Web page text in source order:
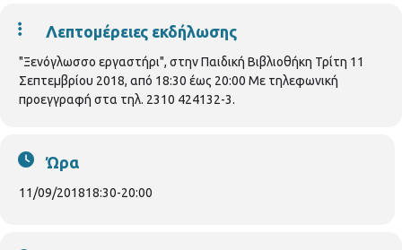
Λεπτομέρειες εκδήλωσης
"Ξενόγλωσσο εργαστήρι", στην Παιδική Βιβλιοθήκη Τρίτη 11
Σεπτεμβρίου 2018, από 18:30 έως 20:00 Με τηλεφωνική
προεγγραφή στα τηλ. 2310 424132-3.
Ώρα
11/09/201818:30-20:00